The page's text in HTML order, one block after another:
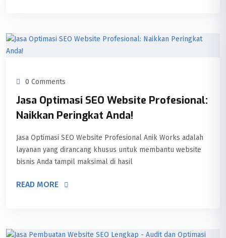
0 Comments
Jasa Optimasi SEO Website Profesional:
Naikkan Peringkat Anda!
Jasa Optimasi SEO Website Profesional Anik Works adalah
layanan yang dirancang khusus untuk membantu website
bisnis Anda tampil maksimal di hasil
READ MORE